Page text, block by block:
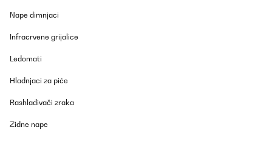
Nape dimnjaci
Infracrvene grijalice
Ledomati
Hladnjaci za piće
Rashlađivači zraka
Zidne nape